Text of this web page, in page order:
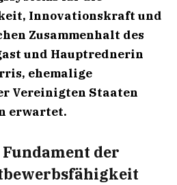
Innovationskraft und
Zusammenhalt des
und Hauptrednerin
ehemalige
Vereinigten Staaten
erwartet.
der